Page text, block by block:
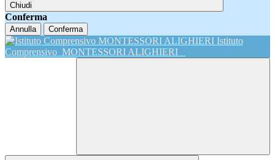
Chiudi
Conferma
Annulla Conferma
Istituto
Comprensivo MONTESSORI ALIGHIERI